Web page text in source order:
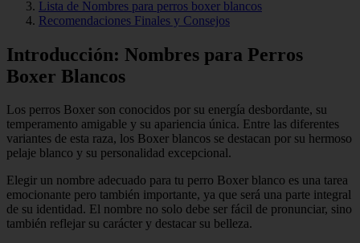
Lista de Nombres para perros boxer blancos
Recomendaciones Finales y Consejos
Introducción: Nombres para Perros
Boxer Blancos
Los perros Boxer son conocidos por su energía desbordante, su
temperamento amigable y su apariencia única. Entre las diferentes
variantes de esta raza, los Boxer blancos se destacan por su hermoso
pelaje blanco y su personalidad excepcional.
Elegir un nombre adecuado para tu perro Boxer blanco es una tarea
emocionante pero también importante, ya que será una parte integral
de su identidad. El nombre no solo debe ser fácil de pronunciar, sino
también reflejar su carácter y destacar su belleza.